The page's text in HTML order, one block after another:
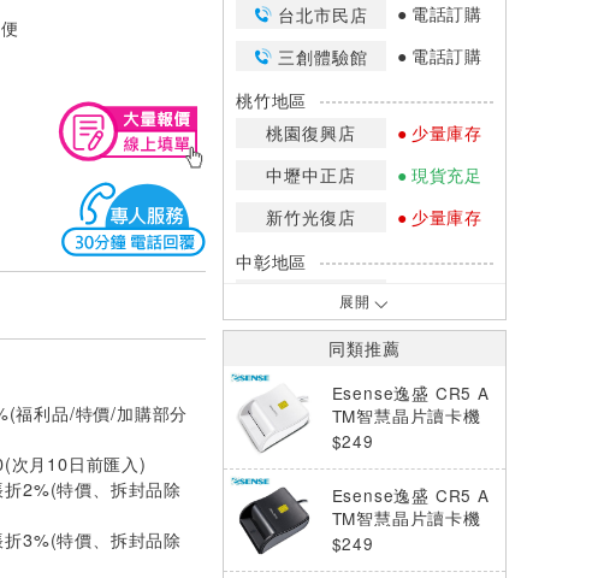
福利品/特價/加購部分
次月10日前匯入)
2%(特價、拆封品除
3%(特價、拆封品除
台北市民店
電話訂購
三創體驗館
電話訂購
桃竹地區
桃園復興店
少量庫存
中壢中正店
現貨充足
新竹光復店
少量庫存
中彰地區
台中英才店
嘉南地區
高雄中華店
高雄鳳山店
少量庫存
*庫存數量：網路訂購(0)、少量庫存
(1~2)、現貨充足(3以上)。
*門市庫存以店內實際數量為準，可使
用專人服務或撥打門市電話洽詢。
展開
同類推薦
Esense逸盛 CR5 A
TM智慧晶片讀卡機
白
$249
Esense逸盛 CR5 A
TM智慧晶片讀卡機
黑
$249